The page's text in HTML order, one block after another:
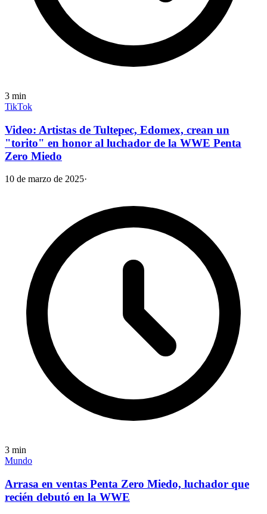
3 min
TikTok
Video: Artistas de Tultepec, Edomex, crean un
"torito" en honor al luchador de la WWE Penta
Zero Miedo
10 de marzo de 2025·
3 min
Mundo
Arrasa en ventas Penta Zero Miedo, luchador que
recién debutó en la WWE